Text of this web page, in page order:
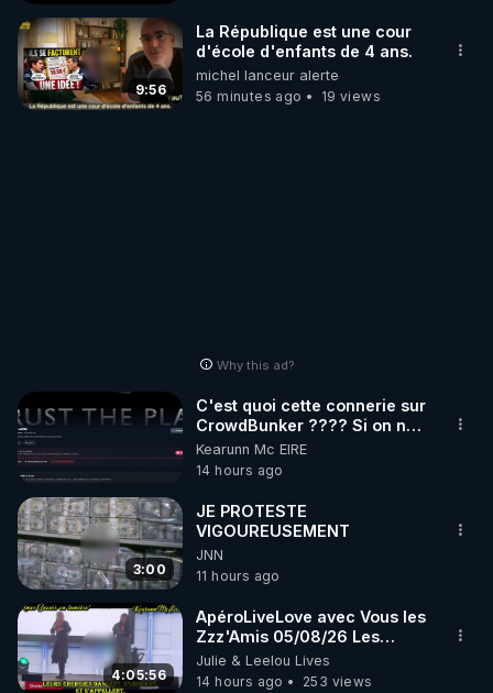
9:56
La République est une cour
d'école d'enfants de 4 ans.
michel lanceur alerte
56 minutes ago
19 views
Why this ad?
C'est quoi cette connerie sur
CrowdBunker ???? Si on ne
peut plus publier, c'est un
peu de la censure. Ne payez
pas les boucliers pour voir
mes vidéos, c'est une
arnaque parce que ma
gratuits. Je préfère la voir
mourir que de voir mes
CrowdBunker s'est tiré une
balle dans le pied sans nos
chaines CrowdBunker n'est
plus rien. Migrez vers les
Kearunn Mc EIRE
14 hours ago
3:00
JE PROTESTE
VIGOUREUSEMENT
JNN
11 hours ago
4:05:56
ApéroLiveLove avec Vous les
Zzz'Amis 05/08/26 Les
Zzz'Infos Bonheur de Leelou
Julie & Leelou Lives
14 hours ago
253 views